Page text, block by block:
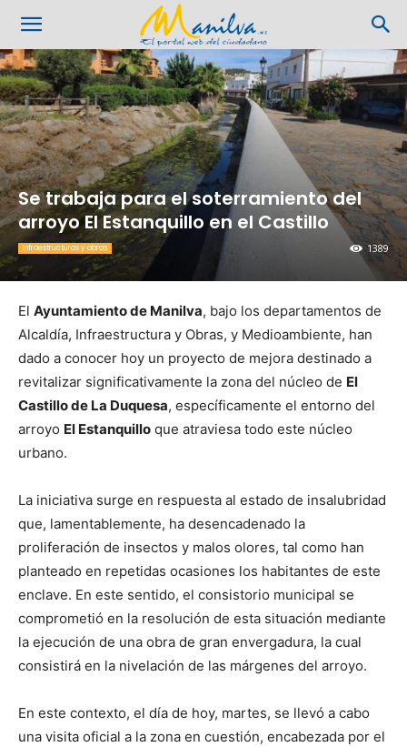
Se trabaja para el soterramiento del
arroyo El Estanquillo en el Castillo
1389
Infraestructuras y obras
El Ayuntamiento de Manilva, bajo los departamentos de
Alcaldía, Infraestructura y Obras, y Medioambiente, han
dado a conocer hoy un proyecto de mejora destinado a
revitalizar significativamente la zona del núcleo de El
Castillo de La Duquesa, específicamente el entorno del
arroyo El Estanquillo que atraviesa todo este núcleo
urbano.
La iniciativa surge en respuesta al estado de insalubridad
que, lamentablemente, ha desencadenado la
proliferación de insectos y malos olores, tal como han
planteado en repetidas ocasiones los habitantes de este
enclave. En este sentido, el consistorio municipal se
comprometió en la resolución de esta situación mediante
la ejecución de una obra de gran envergadura, la cual
consistirá en la nivelación de las márgenes del arroyo.
En este contexto, el día de hoy, martes, se llevó a cabo
una visita oficial a la zona en cuestión, encabezada por el